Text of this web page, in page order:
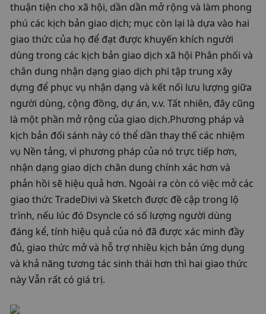
thuận tiện cho xã hội, dần dần mở rộng và làm phong
phú các kịch bản giao dịch; mục còn lại là dựa vào hai
giao thức của họ để đạt được khuyến khích người
dùng trong các kịch bản giao dịch xã hội Phân phối và
chân dung nhận dạng giao dịch phi tập trung xây
dựng để phục vụ nhận dạng và kết nối lưu lượng giữa
người dùng, cộng đồng, dự án, v.v. Tất nhiên, đây cũng
là một phần mở rộng của giao dịch.Phương pháp và
kịch bản đối sánh này có thể dần thay thế các nhiệm
vụ Nền tảng, vì phương pháp của nó trực tiếp hơn,
nhận dạng giao dịch chân dung chính xác hơn và
phản hồi sẽ hiệu quả hơn. Ngoài ra còn có việc mở các
giao thức TradeDivi và Sketch được đề cập trong lộ
trình, nếu lúc đó Dsyncle có số lượng người dùng
đáng kể, tính hiệu quả của nó đã được xác minh đầy
đủ, giao thức mở và hỗ trợ nhiều kịch bản ứng dụng
và khả năng tương tác sinh thái hơn thì hai giao thức
này Vẫn rất có giá trị.